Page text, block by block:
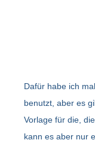
Dafür habe ich
benutzt, aber es
Vorlage für die,
kann es aber nur